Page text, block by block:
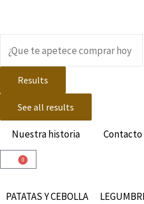
Results
See all results
Nuestra historia Contacto
0
Carrito
PATATAS Y CEBOLLA